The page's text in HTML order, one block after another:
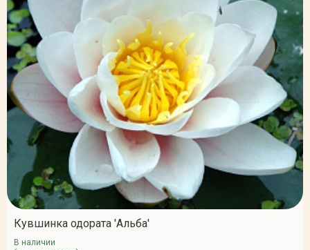
Кувшинка одората 'Альба'
В наличии